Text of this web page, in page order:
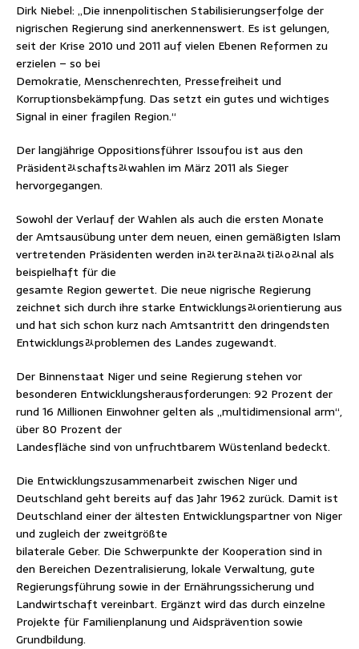
Dirk Niebel: „Die innenpolitischen Stabilisierungserfolge der
nigrischen Regierung sind anerkennenswert. Es ist gelungen,
seit der Krise 2010 und 2011 auf vielen Ebenen Reformen zu
erzielen – so bei
Demokratie, Menschenrechten, Pressefreiheit und
Korruptionsbekämpfung. Das setzt ein gutes und wichtiges
Signal in einer fragilen Region.“
Der langjährige Oppositionsführer Issoufou ist aus den
Präsidentﾭschaftsﾭwahlen im März 2011 als Sieger
hervorgegangen.
Sowohl der Verlauf der Wahlen als auch die ersten Monate
der Amtsausübung unter dem neuen, einen gemäßigten Islam
vertretenden Präsidenten werden inﾭterﾭnaﾭtiﾭoﾭnal als
beispielhaft für die
gesamte Region gewertet. Die neue nigrische Regierung
zeichnet sich durch ihre starke Entwicklungsﾭorientierung aus
und hat sich schon kurz nach Amtsantritt den dringendsten
Entwicklungsﾭproblemen des Landes zugewandt.
Der Binnenstaat Niger und seine Regierung stehen vor
besonderen Entwicklungsherausforderungen: 92 Prozent der
rund 16 Millionen Einwohner gelten als „multidimensional arm“,
über 80 Prozent der
Landesfläche sind von unfruchtbarem Wüstenland bedeckt.
Die Entwicklungszusammenarbeit zwischen Niger und
Deutschland geht bereits auf das Jahr 1962 zurück. Damit ist
Deutschland einer der ältesten Entwicklungspartner von Niger
und zugleich der zweitgrößte
bilaterale Geber. Die Schwerpunkte der Kooperation sind in
den Bereichen Dezentralisierung, lokale Verwaltung, gute
Regierungsführung sowie in der Ernährungssicherung und
Landwirtschaft vereinbart. Ergänzt wird das durch einzelne
Projekte für Familienplanung und Aidsprävention sowie
Grundbildung.